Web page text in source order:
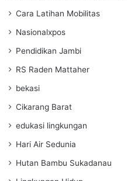
Cara Latihan Mobilitas
Nasionalxpos
Pendidikan Jambi
RS Raden Mattaher
bekasi
Cikarang Barat
edukasi lingkungan
Hari Air Sedunia
Hutan Bambu Sukadanau